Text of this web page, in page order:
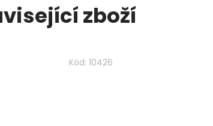
zboží
Kód: 10426